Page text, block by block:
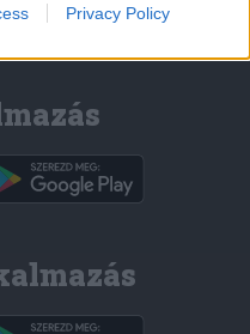
Privacy Policy